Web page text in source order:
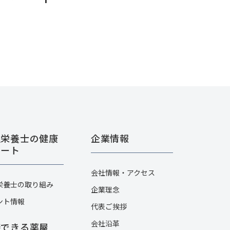
養士の健康
ト
養士の取り組み
ト情報
きる薬屋
企業情報
会社情報・アクセス
企業理念
代表ご挨拶
会社沿革